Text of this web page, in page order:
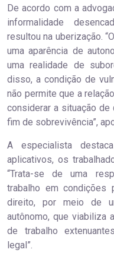
De acordo com a
informalidade
resultou na uberização.
uma aparência de
uma realidade de
disso, a condição de
não permite que a
considerar a situação de
fim de sobrevivência”,
A especialista
aplicativos, os
“Trata-se de uma
trabalho em condições
direito, por meio de
autônomo, que viabiliza
de trabalho
legal”.